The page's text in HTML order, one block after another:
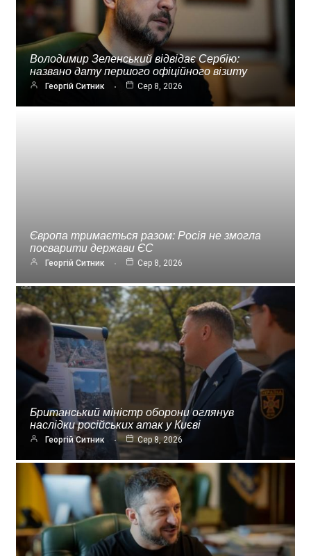
Володимир Зеленський відвідає Сербію:
названо дату першого офіційного візиту
Георгій Ситник Сер 8, 2026
Європа тримається разом: Росія не змогла
посварити держави ЄС
Георгій Ситник Сер 8, 2026
Британський міністр оборони оглянув
наслідки російських атак у Києві
Георгій Ситник Сер 8, 2026